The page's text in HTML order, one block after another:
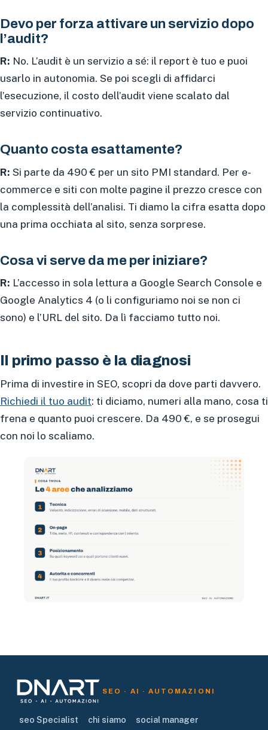
Devo per forza attivare un servizio dopo
l’audit?
R: No. L’audit è un servizio a sé: il report è tuo e puoi
usarlo in autonomia. Se poi scegli di affidarci
l’esecuzione, il costo dell’audit viene scalato dal
servizio continuativo.
Quanto costa esattamente?
R: Si parte da 490 € per un sito PMI standard. Per e-
commerce e siti con molte pagine il prezzo cresce con
la complessità dell’analisi. Ti diamo la cifra esatta dopo
una prima occhiata al sito, senza sorprese.
Cosa vi serve da me per iniziare?
R: L’accesso in sola lettura a Google Search Console e
Google Analytics 4 (o li configuriamo noi se non ci
sono) e l’URL del sito. Da lì facciamo tutto noi.
Il primo passo è la diagnosi
Prima di investire in SEO, scopri da dove parti davvero.
Richiedi il tuo audit: ti diciamo, numeri alla mano, cosa ti
frena e quanto puoi crescere. Da 490 €, e se prosegui
con noi lo scaliamo.
SEO · AI · AUTOMAZIONI
seo Specialist chi siamo social manager